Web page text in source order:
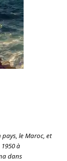
pays, le Maroc, et
à
dans